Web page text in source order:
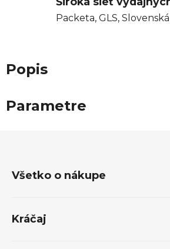
Packeta, GLS,
Popis
Parametre
Všetko o nákupe
Kráčaj